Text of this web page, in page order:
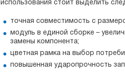
использования стоит выделить
точная совместимость с
модуль в единой сборке –
замены компонента;
цветная рамка на выбор
повышенная ударопрочность